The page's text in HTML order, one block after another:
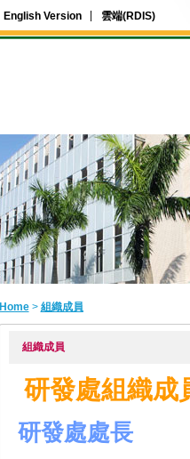
English Version 雲端(RDIS)
Home> 組織成員
組織成員
研發處組織成
研發處處長